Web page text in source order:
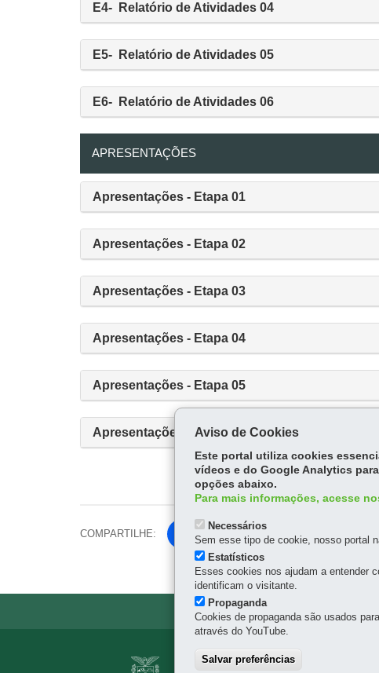
E4- Relatório de Atividades 04
E5- Relatório de Atividades 05
E6- Relatório de Atividades 06
APRESENTAÇÕES
Apresentações - Etapa 01
Apresentações - Etapa 02
Apresentações - Etapa 03
Apresentações - Etapa 04
Apresentações - Etapa 05
Apresentações - Etapa 06
COMPARTILHE:
ce
bo
ok
Tw
itt
er
Navegação
AGÊNCIA DE
Aviso de Cookies
Este portal utiliza cookies
vídeos e do Google Analytics
opções abaixo.
Para mais informações, acesse
Necessários
Sem esse tipo de cookie, nosso portal
Estatísticos
Esses cookies nos ajudam a entender
identificam o visitante.
Propaganda
Cookies de propaganda são usados
através do YouTube.
Salvar preferências